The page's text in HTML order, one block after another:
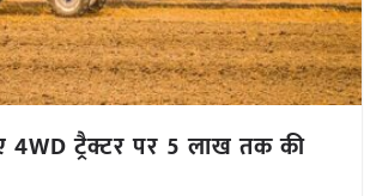
4WD ट्रैक्टर पर 5 लाख तक की